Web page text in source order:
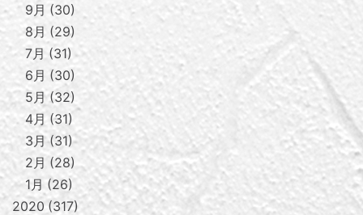
9月
30
8月
29
7月
31
6月
30
5月 32
4月
31
3月 31
2月
28
1月
26
2020 317